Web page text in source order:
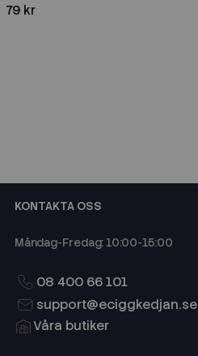
79 kr
KONTAKTA OSS
Måndag-Fredag: 10:00-15:00
08 400 66 101
support@eciggkedjan.se
Våra butiker